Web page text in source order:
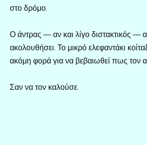
στο δρόμο.
Ο άντρας — αν και λίγο διστακτικός —
ακολουθήσει. Το μικρό ελεφαντάκι
ακόμη φορά για να βεβαιωθεί πως τον
Σαν να τον καλούσε.